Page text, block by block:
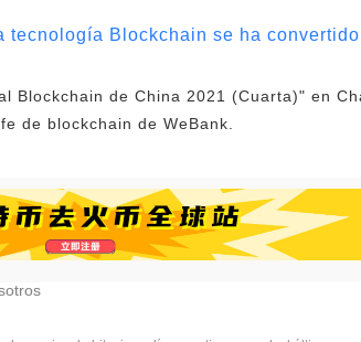
Blockchain se ha
Blockchain de China 2021 (Cuarta)" en
de blockchain de WeBank.